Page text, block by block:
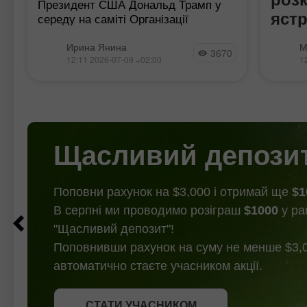
Президент США Дональд Трамп у
середу на саміті Організації
(НАТО) значно посилив свою
риторику на адресу Ірану, про що
Ирина Янина
12:11 2026-07-09 +02:00 3670
ФРС
заяви
СТАТИ УЧАСНИКОМ
Щасливий
Поповни рахунок на $3,000 і отримай ще
В серпні ми проводимо розіграш $1000 у
"Щасливий депозит"!
Поповнивши рахунок на суму не менше
автоматично стаєте учасником акції.
ОТРИМАТИ БОНУС